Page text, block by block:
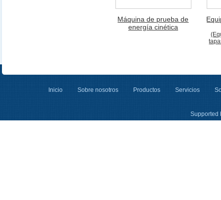
Máquina de prueba de
energía cinética
Inicio Sobre nosotros Productos Servicios
Supported